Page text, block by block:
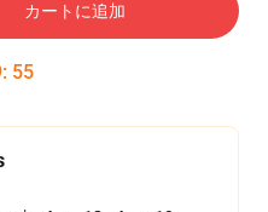
カートに追加
: 54